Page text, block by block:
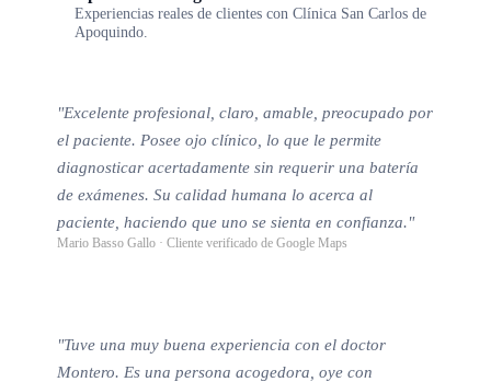
Experiencias reales de clientes con Clínica San Carlos de
Apoquindo.
"Excelente profesional, claro, amable, preocupado por
el paciente. Posee ojo clínico, lo que le permite
diagnosticar acertadamente sin requerir una batería
de exámenes. Su calidad humana lo acerca al
paciente, haciendo que uno se sienta en confianza."
Mario Basso Gallo · Cliente verificado de Google Maps
"Tuve una muy buena experiencia con el doctor
Montero. Es una persona acogedora, oye con